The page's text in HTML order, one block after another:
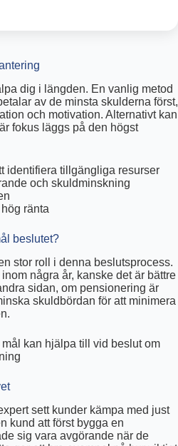
dig i längden. En vanlig metod
av de minsta skulderna först,
och motivation. Alternativt kan
fokus läggs på den högst
identifiera tillgängliga resurser
och skuldminskning
ränta
beslutet?
stor roll i denna beslutsprocess.
några år, kanske det är bättre
sidan, om pensionering är
skuldbördan för att minimera
sett kunder kämpa med just
kund att först bygga en
sig vara avgörande när de